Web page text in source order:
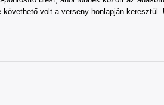
követhető volt a verseny honlapján